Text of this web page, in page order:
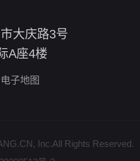
大庆路3号
A座4楼
子地图
Inc.All Rights Reserved.